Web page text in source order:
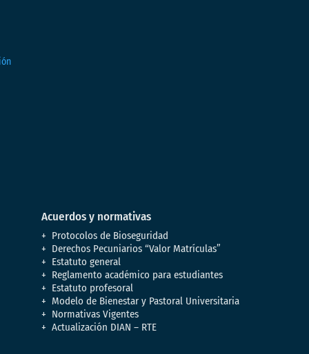
Acuerdos y normativas
Protocolos de Bioseguridad
Derechos Pecuniarios “Valor Matrículas”
Estatuto general
Reglamento académico para estudiantes
Estatuto profesoral
Modelo de Bienestar y Pastoral Universitaria
Normativas Vigentes
Actualización DIAN – RTE